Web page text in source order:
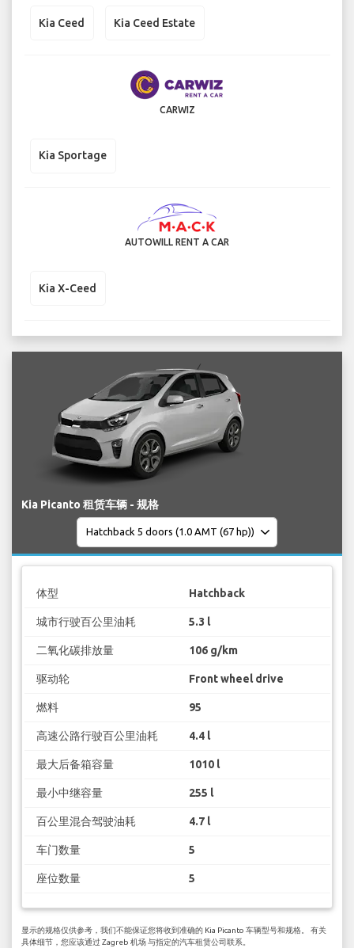
Kia Ceed Kia Ceed Estate
CARWIZ
Kia Sportage
AUTOWILL RENT A CAR
Kia X-Ceed
Kia Picanto 租赁车辆 - 规格
体型 Hatchback
城市行驶百公里油耗 5.3 l
二氧化碳排放量 106 g/km
驱动轮 Front wheel drive
燃料 95
高速公路行驶百公里油耗 4.4 l
最大后备箱容量 1010 l
最小中继容量 255 l
百公里混合驾驶油耗 4.7 l
车门数量 5
座位数量 5
显示的规格仅供参考，我们不能保证您将收到准确的 Kia Picanto 车辆型号和规格。 有关
具体细节，您应该通过 Zagreb 机场 与指定的汽车租赁公司联系。